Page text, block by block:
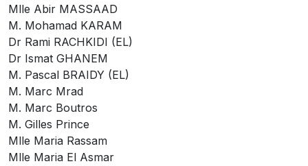
Mlle Abir MASSAAD
M. Mohamad KARAM
Dr Rami RACHKIDI (EL)
Dr Ismat GHANEM
M. Pascal BRAIDY (EL)
M. Marc Mrad
M. Marc Boutros
M. Gilles Prince
Mlle Maria Rassam
Mlle Maria El Asmar